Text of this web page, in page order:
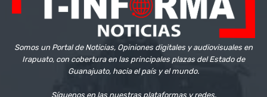
Somos un Portal de Noticias, Opiniones digitales y audiovisuales en
Irapuato, con cobertura en las principales plazas del Estado de
Guanajuato, hacia el país y el mundo.
Síguenos en las nuestras plataformas y redes.